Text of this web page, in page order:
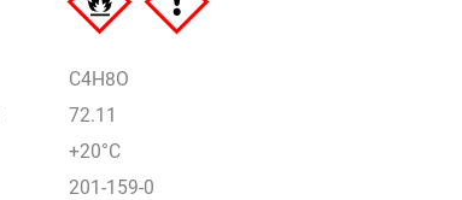
C4H8O
72.11
+20°C
201-159-0